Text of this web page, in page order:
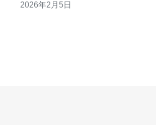
是在国际业务和数据传输方面。与传
2026年2月5日